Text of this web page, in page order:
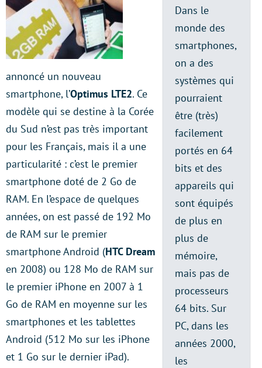
Dans le
monde des
smartphones,
on a des
systèmes qui
pourraient
être (très)
facilement
portés en 64
bits et des
appareils qui
sont équipés
de plus en
plus de
mémoire,
mais pas de
processeurs
64 bits. Sur
PC, dans les
années 2000,
les
annoncé un nouveau
smartphone, l’Optimus LTE2. Ce
modèle qui se destine à la Corée
du Sud n’est pas très important
pour les Français, mais il a une
particularité : c’est le premier
smartphone doté de 2 Go de
RAM. En l’espace de quelques
années, on est passé de 192 Mo
de RAM sur le premier
smartphone Android (HTC Dream
en 2008) ou 128 Mo de RAM sur
le premier iPhone en 2007 à 1
Go de RAM en moyenne sur les
smartphones et les tablettes
Android (512 Mo sur les iPhone
et 1 Go sur le dernier iPad).